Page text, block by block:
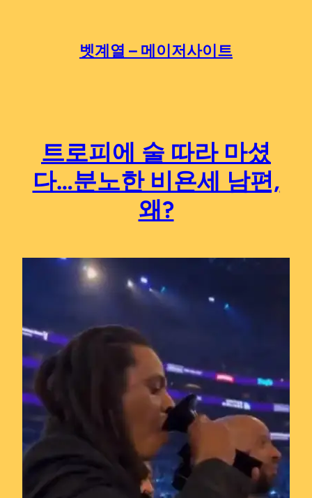
벳계열 – 메이저사이트
트로피에 술 따라 마셨
다…분노한 비욘세 남편,
왜?